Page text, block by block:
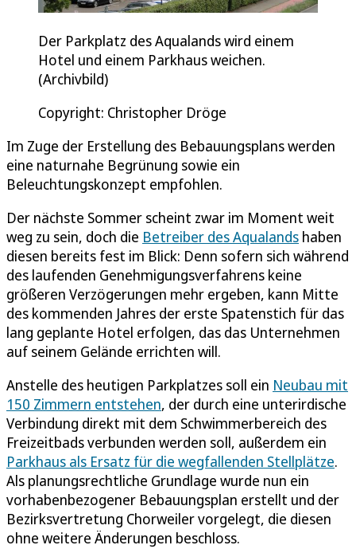
Der Parkplatz des Aqualands wird einem
Hotel und einem Parkhaus weichen.
(Archivbild)
Copyright: Christopher Dröge
Im Zuge der Erstellung des Bebauungsplans werden
eine naturnahe Begrünung sowie ein
Beleuchtungskonzept empfohlen.
Der nächste Sommer scheint zwar im Moment weit
weg zu sein, doch die Betreiber des Aqualands haben
diesen bereits fest im Blick: Denn sofern sich während
des laufenden Genehmigungsverfahrens keine
größeren Verzögerungen mehr ergeben, kann Mitte
des kommenden Jahres der erste Spatenstich für das
lang geplante Hotel erfolgen, das das Unternehmen
auf seinem Gelände errichten will.
Anstelle des heutigen Parkplatzes soll ein Neubau mit
150 Zimmern entstehen, der durch eine unterirdische
Verbindung direkt mit dem Schwimmerbereich des
Freizeitbads verbunden werden soll, außerdem ein
Parkhaus als Ersatz für die wegfallenden Stellplätze.
Als planungsrechtliche Grundlage wurde nun ein
vorhabenbezogener Bebauungsplan erstellt und der
Bezirksvertretung Chorweiler vorgelegt, die diesen
ohne weitere Änderungen beschloss.